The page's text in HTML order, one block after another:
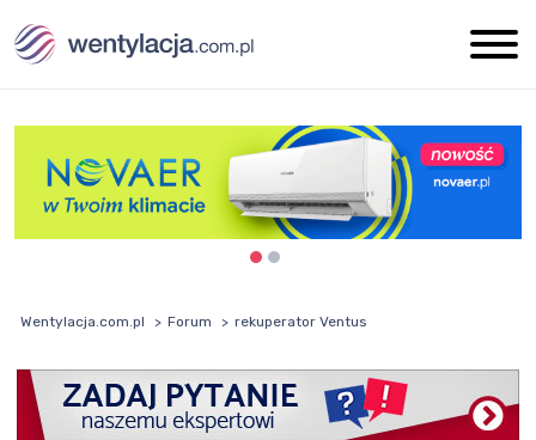
Wentylacja.com.pl Forum rekuperator Ventus